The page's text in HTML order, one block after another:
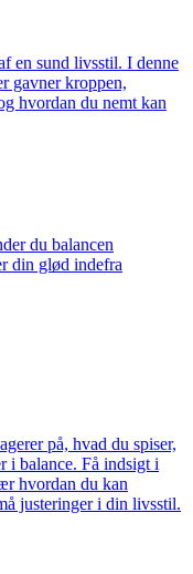
en sund livsstil. I denne
gavner kroppen,
hvordan du nemt kan
du balancen
din glød indefra
på, hvad du spiser,
i balance. Få indsigt i
hvordan du kan
justeringer i din livsstil.